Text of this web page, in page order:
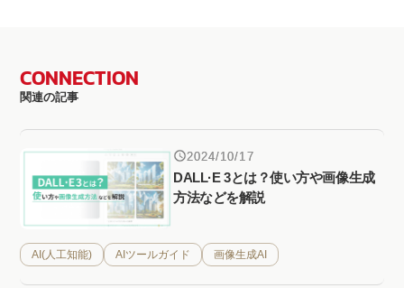
CONNECTION
関連の記事
2024/10/17
DALL·E 3とは？使い方や画像生成
方法などを解説
AI(人工知能) AIツールガイド 画像生成AI